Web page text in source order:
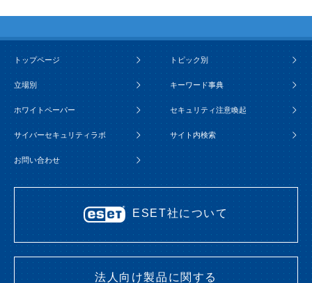
トップページ トピック別
立場別 キーワード事典
ホワイトペーパー セキュリティ注意喚起
サイバーセキュリティラボ サイト内検索
お問い合わせ
ESET社について
法人向け製品に関する